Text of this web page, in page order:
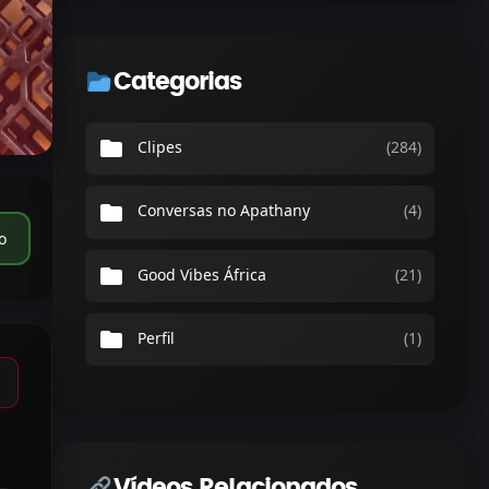
Categorias
folder Clipes (284)
folder Conversas no Apathany (4)
folder Good Vibes África (21)
folder Perfil (1)